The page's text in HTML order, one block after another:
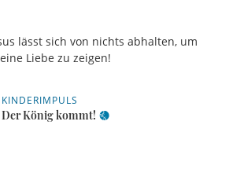
lässt sich von nichts abhalten, um
Liebe zu zeigen!
KINDERIMPULS
Der König kommt!